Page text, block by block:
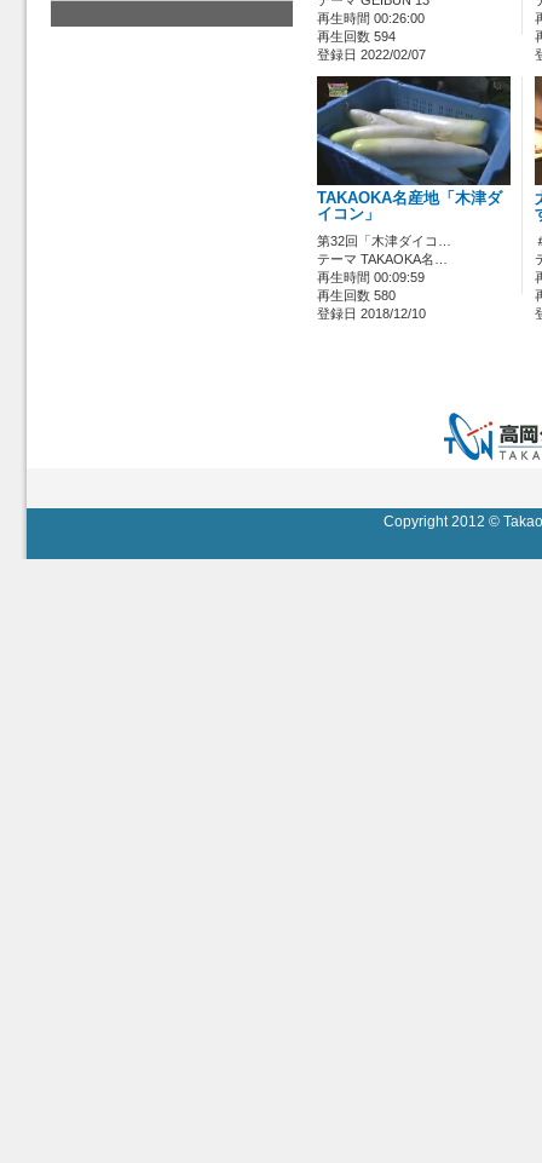
再生時間 00:26:00
再生回数 594
登録日 2022/02/07
TAKAOKA名産地「木津ダ
イコン」
第32回「木津ダイコ…
テーマ TAKAOKA名…
再生時間 00:09:59
再生回数 580
登録日 2018/12/10
Copyright 2012 ©